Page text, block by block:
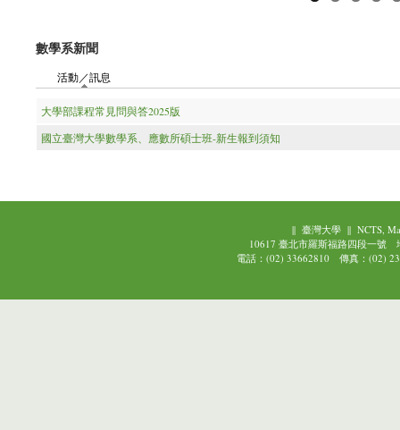
數學系新聞
活動／訊息
大學部課程常見問與答2025版
國立臺灣大學數學系、應數所碩士班-新生報到須知
|| 臺灣大學|| NCTS,
10617 臺北市羅斯福路四段一號
電話：(02) 33662810 傳真：(02)